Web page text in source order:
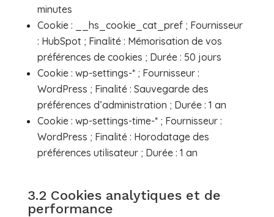
minutes
Cookie : __hs_cookie_cat_pref ; Fournisseur
: HubSpot ; Finalité : Mémorisation de vos
préférences de cookies ; Durée : 50 jours
Cookie : wp-settings-* ; Fournisseur :
WordPress ; Finalité : Sauvegarde des
préférences d’administration ; Durée : 1 an
Cookie : wp-settings-time-* ; Fournisseur :
WordPress ; Finalité : Horodatage des
préférences utilisateur ; Durée : 1 an
3.2 Cookies analytiques et de
performance